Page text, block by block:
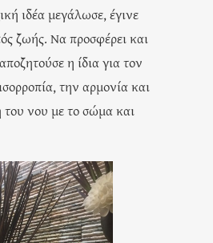
ιδέα μεγάλωσε, έγινε
ζωής. Να προσφέρει και
η ίδια για τον
την αρμονία και
του νου με το σώμα και